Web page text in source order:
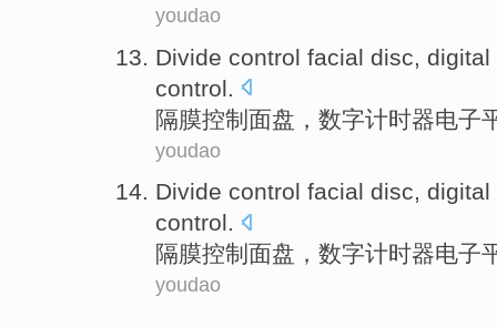
youdao
Divide control facial disc
digital
control.
隔膜控制 面盘 ， 数字计时器电子
youdao
Divide control facial disc, digital
control.
隔膜控制 面盘 ， 数字计时器电子
youdao